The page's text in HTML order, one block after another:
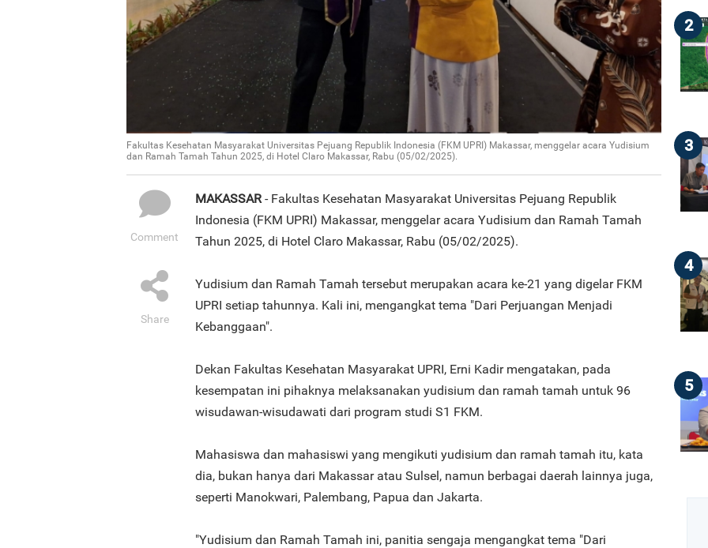
Fakultas Kesehatan Masyarakat Universitas Pejuang Republik Indonesia (FKM UPRI) Makassar, menggelar acara Yudisium
dan Ramah Tamah Tahun 2025, di Hotel Claro Makassar, Rabu (05/02/2025).
Comment
Share
MAKASSAR- Fakultas Kesehatan Masyarakat Universitas Pejuang Republik
Indonesia (FKM UPRI) Makassar, menggelar acara Yudisium dan Ramah Tamah
Tahun 2025, di Hotel Claro Makassar, Rabu (05/02/2025).
Yudisium dan Ramah Tamah tersebut merupakan acara ke-21 yang digelar FKM
UPRI setiap tahunnya. Kali ini, mengangkat tema "Dari Perjuangan Menjadi
Kebanggaan".
Dekan Fakultas Kesehatan Masyarakat UPRI, Erni Kadir mengatakan, pada
kesempatan ini pihaknya melaksanakan yudisium dan ramah tamah untuk 96
wisudawan-wisudawati dari program studi S1 FKM.
Mahasiswa dan mahasiswi yang mengikuti yudisium dan ramah tamah itu, kata
dia, bukan hanya dari Makassar atau Sulsel, namun berbagai daerah lainnya juga,
seperti Manokwari, Palembang, Papua dan Jakarta.
"Yudisium dan Ramah Tamah ini, panitia sengaja mengangkat tema "Dari
2
3
4
5